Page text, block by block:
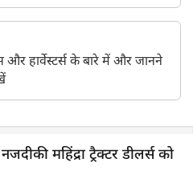
और हार्वेस्टर्स के बारे में और जानने
महिंद्रा ट्रैक्टर डीलर्स को